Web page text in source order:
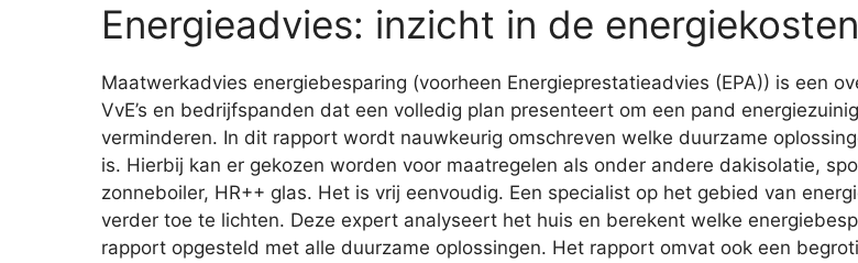
Energieadvies: inzicht in de energiekosten
Maatwerkadvies energiebesparing (voorheen Energieprestatieadvies (EPA)) is een
VvE’s en bedrijfspanden dat een volledig plan presenteert om een pand
verminderen. In dit rapport wordt nauwkeurig omschreven welke duurzame
is. Hierbij kan er gekozen worden voor maatregelen als onder andere dakisolatie,
zonneboiler, HR++ glas. Het is vrij eenvoudig. Een specialist op het gebied van
verder toe te lichten. Deze expert analyseert het huis en berekent welke
rapport opgesteld met alle duurzame oplossingen. Het rapport omvat ook een